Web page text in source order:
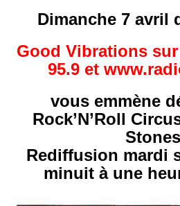
Dimanche 7 avril
Good Vibrations
95.9 et
vous emmène
Rock’N’Roll
Rediffusion mardi
minuit à une